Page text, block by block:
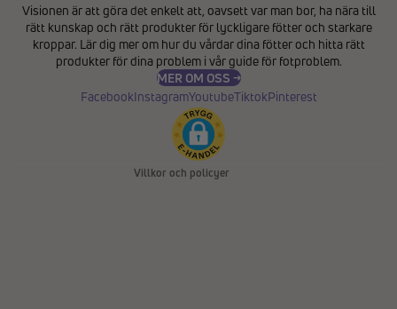
Visionen är att göra det enkelt att, oavsett var man bor, ha nära till
rätt kunskap och rätt produkter för lyckligare fötter och starkare
kroppar. Lär dig mer om hur du vårdar dina fötter och hitta rätt
produkter för dina problem i vårguide för fotproblem.
MER OM OSS →
FacebookInstagramYoutubeTiktokPinterest
Villkor och policyer
Återbetalningspolicy
Användarvillkor
Fraktpolicy
Kontaktinformation
Avbeställningspolicy
Rättsligt meddelande